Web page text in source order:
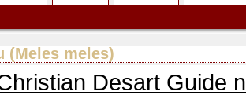
(Meles meles)
Desart Guide